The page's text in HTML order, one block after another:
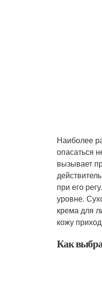
Наиболее
опасаться
вызывает
при его
уровне.
крема для
кожу
Как